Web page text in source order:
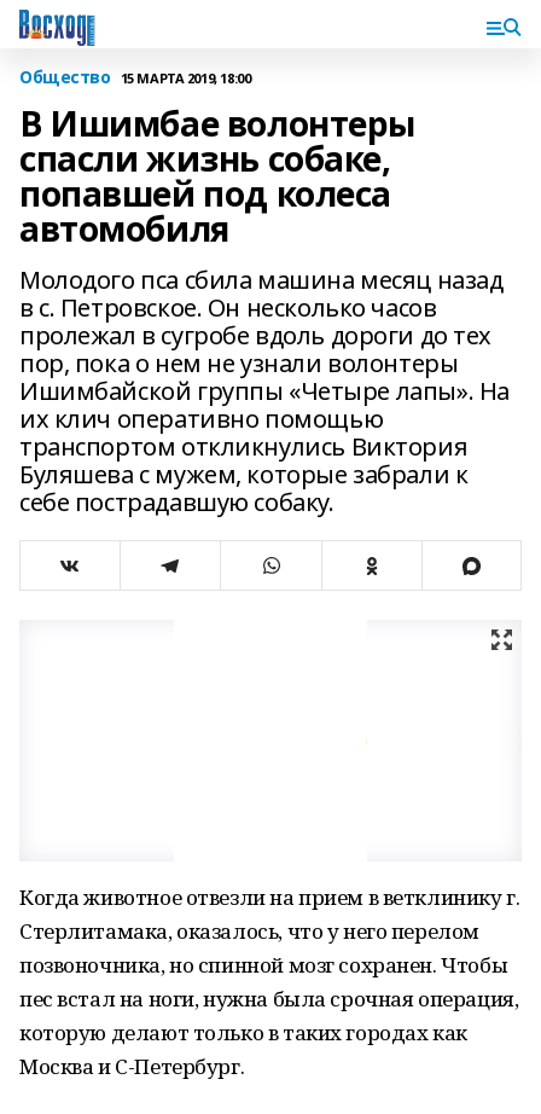
Общество 15 МАРТА 2019, 18:00
В Ишимбае волонтеры
спасли жизнь собаке,
попавшей под колеса
автомобиля
Молодого пса сбила машина месяц назад
в с. Петровское. Он несколько часов
пролежал в сугробе вдоль дороги до тех
пор, пока о нем не узнали волонтеры
Ишимбайской группы «Четыре лапы». На
их клич оперативно помощью
транспортом откликнулись Виктория
Буляшева с мужем, которые забрали к
себе пострадавшую собаку.
Когда животное отвезли на прием в ветклинику г.
Стерлитамака, оказалось, что у него перелом
позвоночника, но спинной мозг сохранен. Чтобы
пес встал на ноги, нужна была срочная операция,
которую делают только в таких городах как
Москва и С-Петербург.